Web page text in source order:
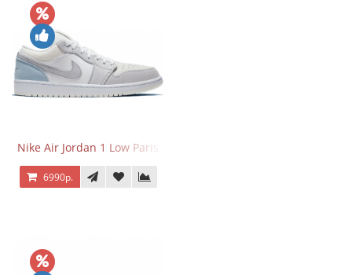
Nike Air Jordan 1 Low Paris
6990р.